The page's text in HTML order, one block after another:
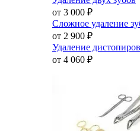
от 3 000 ₽
Сложное удаление
от 2 900 ₽
Удаление
от 4 060 ₽